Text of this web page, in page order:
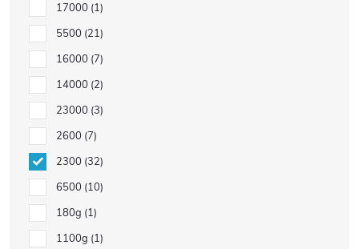
17000 1
5500 21
16000 7
14000 2
23000 3
2600 7
2300 32
6500 10
180g 1
1100g 1